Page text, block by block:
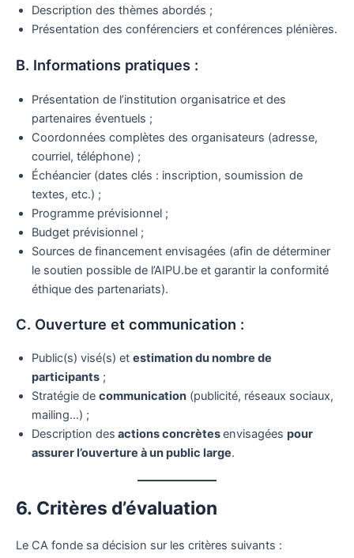
Description des thèmes abordés ;
Présentation des conférenciers et conférences plénières.
B. Informations pratiques :
Présentation de l’institution organisatrice et des
partenaires éventuels ;
Coordonnées complètes des organisateurs (adresse,
courriel, téléphone) ;
Échéancier (dates clés : inscription, soumission de
textes, etc.) ;
Programme prévisionnel ;
Budget prévisionnel ;
Sources de financement envisagées (afin de déterminer
le soutien possible de l’AIPU.be et garantir la conformité
éthique des partenariats).
C. Ouverture et communication :
Public(s) visé(s) et estimation du nombre de
participants ;
Stratégie de communication (publicité, réseaux sociaux,
mailing…) ;
Description des actions concrètesenvisagées pour
assurer l’ouverture à un public large.
6. Critères d’évaluation
Le CA fonde sa décision sur les critères suivants :